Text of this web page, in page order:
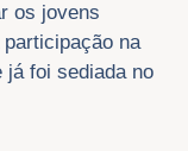
os jovens
na
já foi sediada no